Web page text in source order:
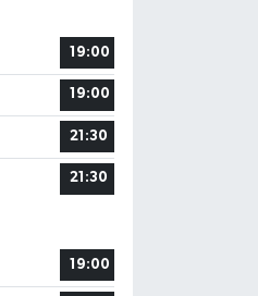
19:00
19:00
21:30
21:30
19:00